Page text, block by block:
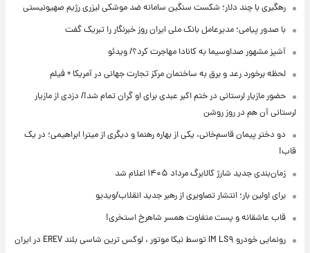
رهگیری با چند دلار؛ شکست سنگین سامانه ضد موشکی لیزری رژیم صهیونیستی
با صدور پیامی؛ مدیرعامل بانک ملی ایران روز خبرنگار را تبریک گفت
آشپز مشهور صداوسیما به کانادا مهاجرت کرد؟/ ویدئو
لحظه برخورد رعد و برق به ساختمان مرکز تجارت جهانی در آمریکا + فیلم
حضور مازیار لرستانی در ختم اکبر عبدی برای او گران تمام شد!/ دزدی از مازیار
لرستانی آن هم در روز روشن
دو دختر پیمان قاسم‌خانی، یکی از بهاره رهنما و دیگری از میترا ابراهیمی؛ در یک
قاب!
زمان‌بندی جدید شارژ کالابرگ مرداد ۱۴۰۵ اعلام شد
برای اولین بار؛ انتشار تصاویری از رهبر جدید انقلاب/ویدیو
قاب عاشقانه و پست متفاوت همسر شاهرخ استخری!
رونمایی خودرو IM LS۹ توسط نیکا موتور ، لوکس ترین شاسی بلند EREV در ایران